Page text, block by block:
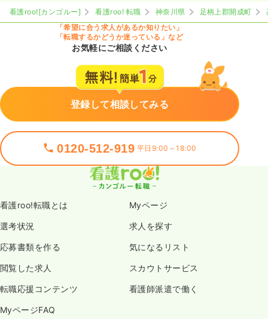
看護roo![カンゴルー] 看護roo! 転職 神奈川県 足柄上郡開成町
「希望に合う求人があるか知りたい」
「転職するかどうか迷っている」など
お気軽にご相談ください
登録して相談してみる
0120-512-919 平日9:00～18:00
看護roo!転職とは Myページ
選考状況 求人を探す
応募書類を作る 気になるリスト
閲覧した求人 スカウトサービス
転職応援コンテンツ 看護師派遣で働く
MyページFAQ